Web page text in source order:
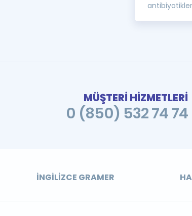
MÜŞTERİ HİZMETLERİ
0 (850) 532 74 74
İNGILIZCE GRAMER